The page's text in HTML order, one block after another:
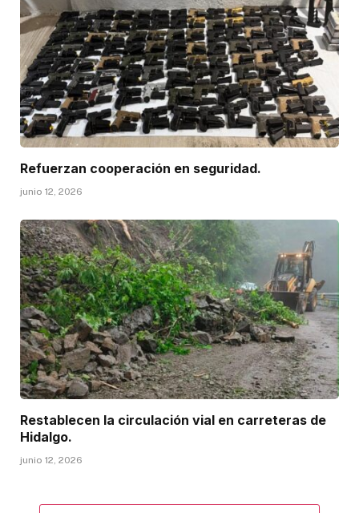
Refuerzan cooperación en seguridad.
junio 12, 2026
Restablecen la circulación vial en carreteras de
Hidalgo.
junio 12, 2026